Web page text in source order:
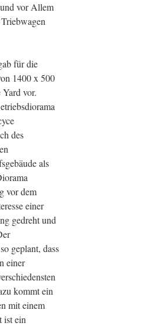
vor Allem
für die
1400 x 500
vor.
des
als
vor dem
einer
gedreht und
geplant, dass
einer
kommt ein
mit einem
ist ein